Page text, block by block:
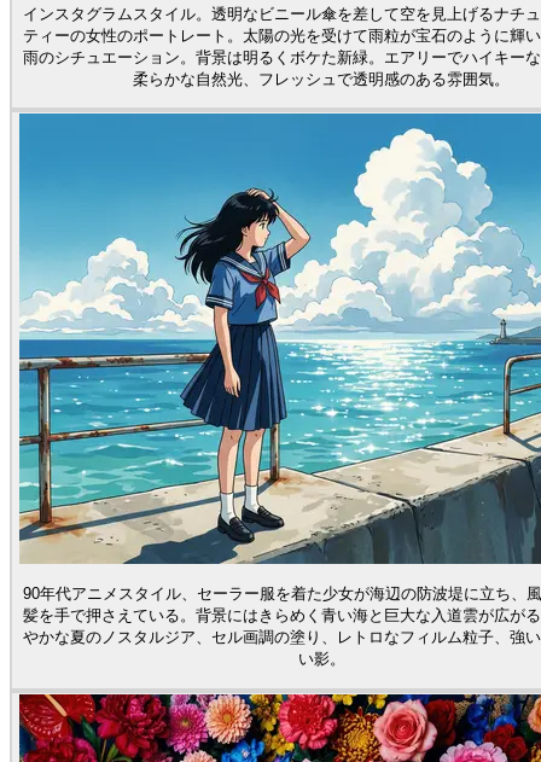
インスタグラムスタイル。透明なビニール傘を差して空を見上げるナチ
ティーの女性のポートレート。太陽の光を受けて雨粒が宝石のように輝
雨のシチュエーション。背景は明るくボケた新緑。エアリーでハイキー
柔らかな自然光、フレッシュで透明感のある雰囲気。
90年代アニメスタイル、セーラー服を着た少女が海辺の防波堤に立ち、
髪を手で押さえている。背景にはきらめく青い海と巨大な入道雲が広が
やかな夏のノスタルジア、セル画調の塗り、レトロなフィルム粒子、強
い影。